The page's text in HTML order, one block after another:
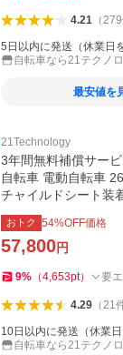
4.21（279
5日以内に発送（休業日
自転車なら21テクノ
最安値を
21Technology
3年間無料補償サー
自転車 電動自転車
チャイルドシート装
プで完成 NECT260
おトク 54%OFF価格
57,800円
9% （4,653pt） 要
4.29（21
10日以内に発送（休業日
自転車なら21テクノ